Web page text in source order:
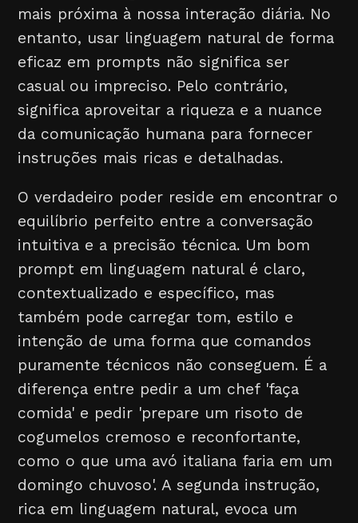
mais próxima à nossa interação diária. No
entanto, usar linguagem natural de forma
eficaz em prompts não significa ser
casual ou impreciso. Pelo contrário,
significa aproveitar a riqueza e a nuance
da comunicação humana para fornecer
instruções mais ricas e detalhadas.
O verdadeiro poder reside em encontrar o
equilíbrio perfeito entre a conversação
intuitiva e a precisão técnica. Um bom
prompt em linguagem natural é claro,
contextualizado e específico, mas
também pode carregar tom, estilo e
intenção de uma forma que comandos
puramente técnicos não conseguem. É a
diferença entre pedir a um chef 'faça
comida' e pedir 'prepare um risoto de
cogumelos cremoso e reconfortante,
como o que uma avó italiana faria em um
domingo chuvoso'. A segunda instrução,
rica em linguagem natural, evoca um